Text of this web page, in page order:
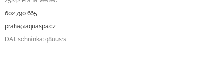
602 790 665
praha@aquaspa.cz
DAT. schránka: q8uusrs